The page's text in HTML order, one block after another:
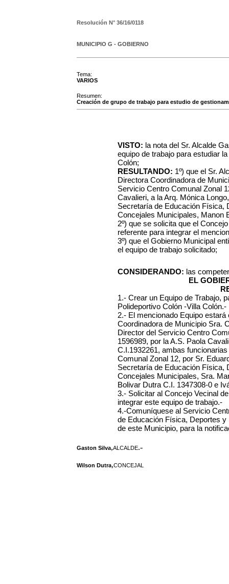
Resolución N° 36/16/0118
MUNICIPIO G - GOBIERNO
Tema:
VARIOS
Resumen:
Creación de grupo de trabajo para estudio de
VISTO: la nota del Sr. Alcalde
equipo de trabajo para estudiar
Colón;
RESULTANDO: 1º) que el Sr.
Directora Coordinadora de
Servicio Centro Comunal Zonal
Cavalieri, a la Arq. Mónica
Secretaría de Educación Física,
Concejales Municipales, Manon
2º) que se solicita que el
referente para integrar el
3º) que el Gobierno Municipal
el equipo de trabajo solicitado;
CONSIDERANDO: las
EL
1.- Crear un Equipo de Trabajo,
Polideportivo Colón -Villa Colón.-
2.- El mencionado Equipo
Coordinadora de Municipio Sra.
Director del Servicio Centro
1596989, por la A.S. Paola
C.I.1932261, ambas
Comunal Zonal 12, por Sr.
Secretaría de Educación Física,
Concejales Municipales, Sra.
Bolivar Dutra C.I. 1347308-0 e
3.- Solicitar al Concejo Vecinal
integrar este equipo de trabajo.-
4.-Comuníquese al Servicio
de Educación Física, Deportes
de este Municipio, para la
Gaston Silva,ALCALDE.-
Wilson Dutra,CONCEJAL